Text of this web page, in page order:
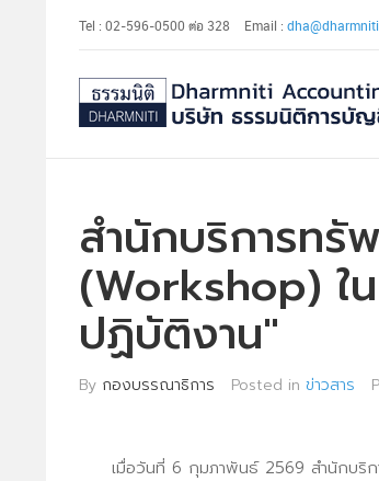
Tel : 02-596-0500 ต่อ 328 Email :
สำนักบริการทรั
(Workshop) ใ
ปฏิบัติงาน"
By กองบรรณาธิการ Posted in ข่าวสาร
เมื่อวันที่ 6 กุมภาพันธ์ 2569 สำนักบริกา